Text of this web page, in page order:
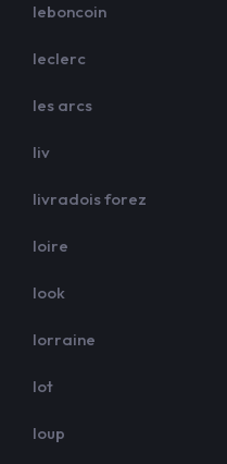
leboncoin
leclerc
les arcs
liv
livradois forez
loire
look
lorraine
lot
loup